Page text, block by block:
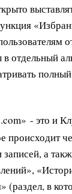
отдельный
- это и
происходит
а
», «
» (раздел, в